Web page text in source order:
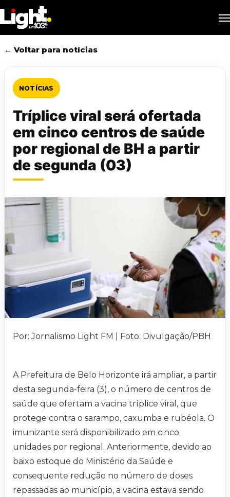
to
main
content
← Voltar para notícias
NOTÍCIAS
Tríplice viral será ofertada
em cinco centros de saúde
por regional de BH a partir
de segunda (03)
Por: Jornalismo Light FM | Foto: Divulgação/PBH
A Prefeitura de Belo Horizonte irá ampliar, a partir
desta segunda-feira (3), o número de centros de
saúde que ofertam a vacina tríplice viral, que
protege contra o sarampo, caxumba e rubéola. O
imunizante será disponibilizado em cinco
unidades por regional. Anteriormente, devido ao
baixo estoque do Ministério da Saúde e
consequente redução no número de doses
repassadas ao município, a vacina estava sendo